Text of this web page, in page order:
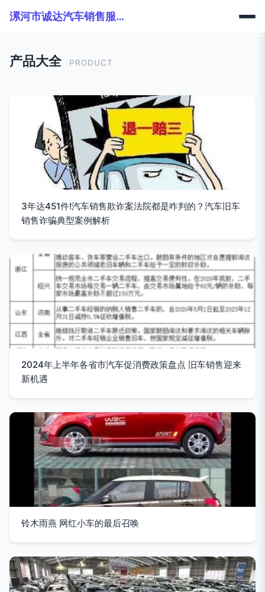
漯河市诚达汽车销售服务有限公司
产品大全 PRODUCT
3年达451件!汽车销售欺诈案法院都是咋判的？汽车旧车
销售诈骗典型案例解析
2024年上半年各省市汽车促消费政策盘点 旧车销售迎来
新机遇
铃木雨燕 网红小车的最后召唤